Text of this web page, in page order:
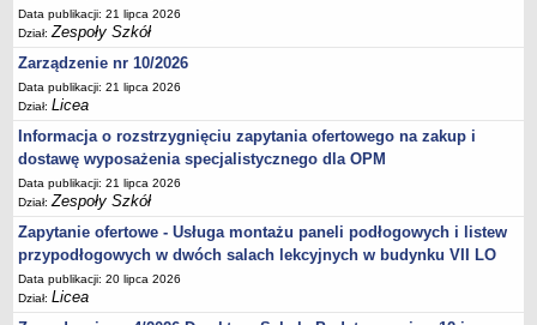
Data publikacji: 21 lipca 2026
Dział:Zespoły Szkół
Zarządzenie nr 10/2026
Data publikacji: 21 lipca 2026
Dział:Licea
Informacja o rozstrzygnięciu zapytania ofertowego na zakup i
dostawę wyposażenia specjalistycznego dla OPM
Data publikacji: 21 lipca 2026
Dział:Zespoły Szkół
Zapytanie ofertowe - Usługa montażu paneli podłogowych i listew
przypodłogowych w dwóch salach lekcyjnych w budynku VII LO
Data publikacji: 20 lipca 2026
Dział:Licea